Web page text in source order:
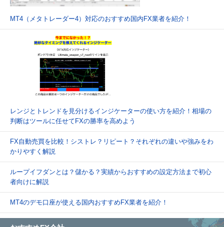
MT4（メタトレーダー4）対応のおすすめ国内FX業者を紹介！
レンジとトレンドを見分けるインジケーターの使い方を紹介！相場の
判断はツールに任せてFXの勝率を高めよう
FX自動売買を比較！シストレ？リピート？それぞれの違いや強みをわ
かりやすく解説
ループイフダンとは？儲かる？実績からおすすめの設定方法まで初心
者向けに解説
MT4のデモ口座が使える国内おすすめFX業者を紹介！